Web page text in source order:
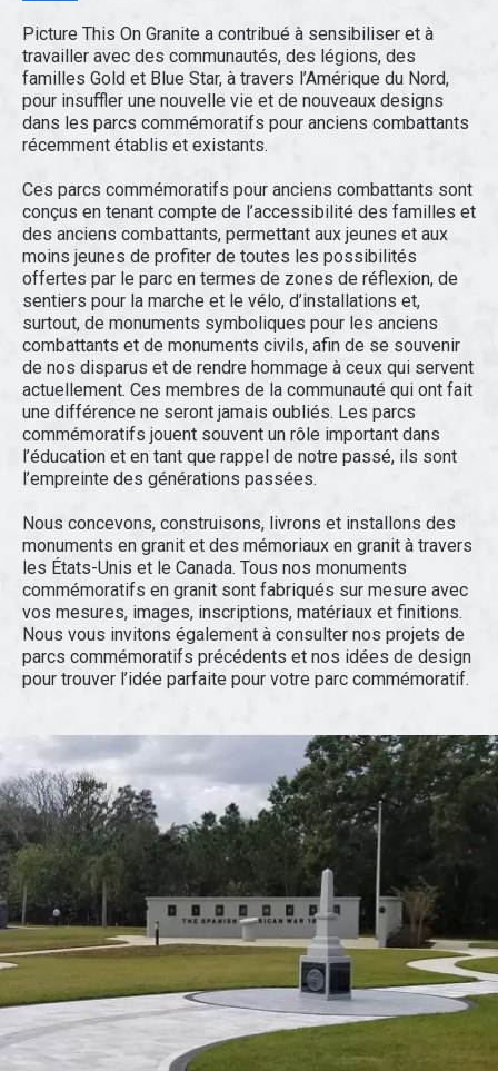
Picture This On Granite a contribué à sensibiliser et à
travailler avec des communautés, des légions, des
familles Gold et Blue Star, à travers l’Amérique du Nord,
pour insuffler une nouvelle vie et de nouveaux designs
dans les parcs commémoratifs pour anciens combattants
récemment établis et existants.
Ces parcs commémoratifs pour anciens combattants sont
conçus en tenant compte de l’accessibilité des familles et
des anciens combattants, permettant aux jeunes et aux
moins jeunes de profiter de toutes les possibilités
offertes par le parc en termes de zones de réflexion, de
sentiers pour la marche et le vélo, d’installations et,
surtout, de monuments symboliques pour les anciens
combattants et de monuments civils, afin de se souvenir
de nos disparus et de rendre hommage à ceux qui servent
actuellement. Ces membres de la communauté qui ont fait
une différence ne seront jamais oubliés. Les parcs
commémoratifs jouent souvent un rôle important dans
l’éducation et en tant que rappel de notre passé, ils sont
l’empreinte des générations passées.
Nous concevons, construisons, livrons et installons des
monuments en granit et des mémoriaux en granit à travers
les États-Unis et le Canada. Tous nos monuments
commémoratifs en granit sont fabriqués sur mesure avec
vos mesures, images, inscriptions, matériaux et finitions.
Nous vous invitons également à consulter nos projets de
parcs commémoratifs précédents et nos idées de design
pour trouver l’idée parfaite pour votre parc commémoratif.